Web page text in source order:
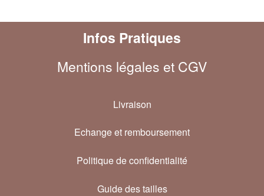
Infos Pratiques
Mentions légales et CGV
Livraison
Echange et remboursement
Politique de confidentialité
Guide des tailles